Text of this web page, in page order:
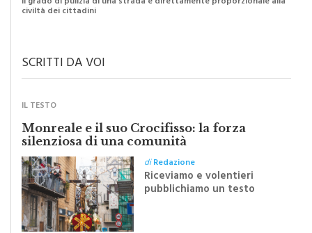
diRaimondo Burgio
SCRITTI DA VOI
IL TESTO
Monreale e il suo Crocifisso: la forza
silenziosa di una comunità
diRedazione
Riceviamo e volentieri